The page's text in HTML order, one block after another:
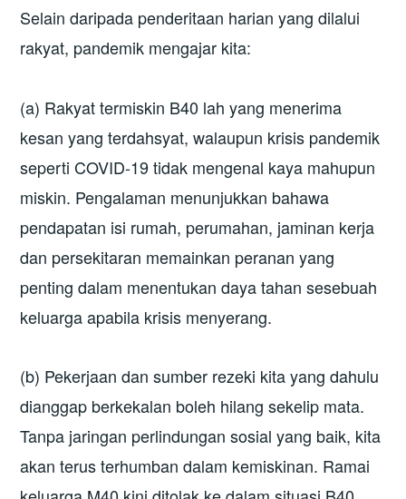
Selain daripada penderitaan harian yang dilalui
rakyat, pandemik mengajar kita:
(a) Rakyat termiskin B40 lah yang menerima
kesan yang terdahsyat, walaupun krisis pandemik
seperti COVID-19 tidak mengenal kaya mahupun
miskin. Pengalaman menunjukkan bahawa
pendapatan isi rumah, perumahan, jaminan kerja
dan persekitaran memainkan peranan yang
penting dalam menentukan daya tahan sesebuah
keluarga apabila krisis menyerang.
(b) Pekerjaan dan sumber rezeki kita yang dahulu
dianggap berkekalan boleh hilang sekelip mata.
Tanpa jaringan perlindungan sosial yang baik, kita
akan terus terhumban dalam kemiskinan. Ramai